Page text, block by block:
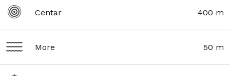
Centar 400 m
More 50 m